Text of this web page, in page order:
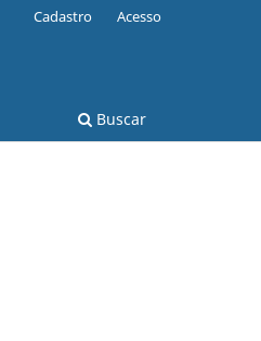
Buscar
Cadastro Acesso